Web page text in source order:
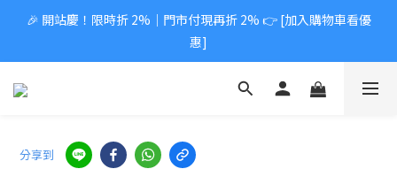
🎉 開站慶！限時折 2%｜門市付現再折 2% 👉 [加入購物車看優
惠]
分享到